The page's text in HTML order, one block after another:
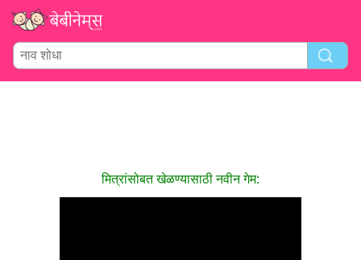
मित्रांसोबत खेळण्यासाठी नवीन गेम: